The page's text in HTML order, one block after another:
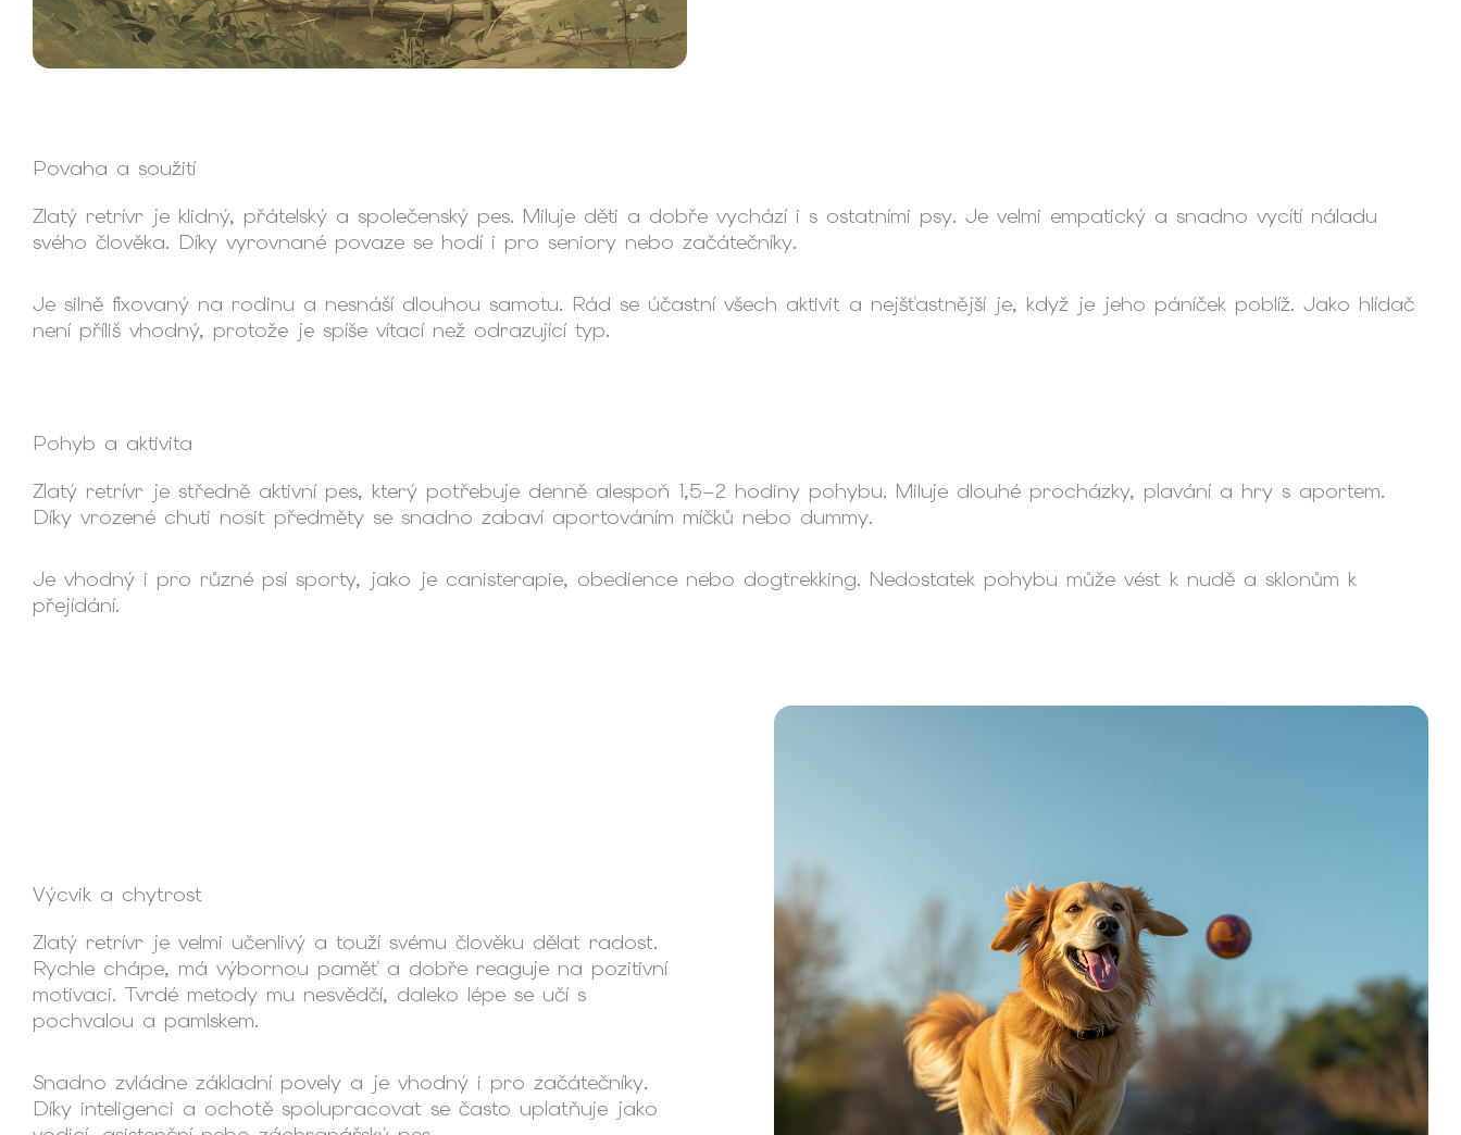
Povaha a soužití
Zlatý retrívr je klidný, přátelský a společenský pes. Miluje děti a dobře vychází i s ostatními psy. Je velmi empatický a snadno vycítí náladu
svého člověka. Díky vyrovnané povaze se hodí i pro seniory nebo začátečníky.
Je silně fixovaný na rodinu a nesnáší dlouhou samotu. Rád se účastní všech aktivit a nejšťastnější je, když je jeho páníček poblíž. Jako hlídač
není příliš vhodný, protože je spíše vítací než odrazující typ.
Pohyb a aktivita
Zlatý retrívr je středně aktivní pes, který potřebuje denně alespoň 1,5–2 hodiny pohybu. Miluje dlouhé procházky, plavání a hry s aportem.
Díky vrozené chuti nosit předměty se snadno zabaví aportováním míčků nebo dummy.
Je vhodný i pro různé psí sporty, jako je canisterapie, obedience nebo dogtrekking. Nedostatek pohybu může vést k nudě a sklonům k
přejídání.
Výcvik a chytrost
Zlatý retrívr je velmi učenlivý a touží svému člověku dělat radost.
Rychle chápe, má výbornou paměť a dobře reaguje na pozitivní
motivaci. Tvrdé metody mu nesvědčí, daleko lépe se učí s
pochvalou a pamlskem.
Snadno zvládne základní povely a je vhodný i pro začátečníky.
Díky inteligenci a ochotě spolupracovat se často uplatňuje jako